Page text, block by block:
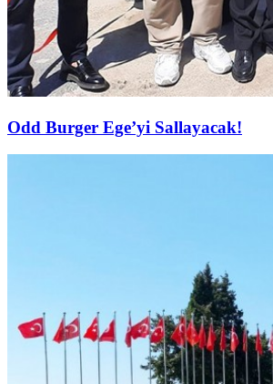
Odd Burger Ege’yi Sallayacak!